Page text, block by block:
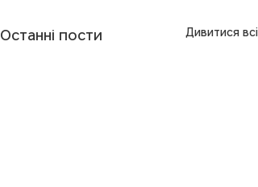
Останні пости Дивитися всі